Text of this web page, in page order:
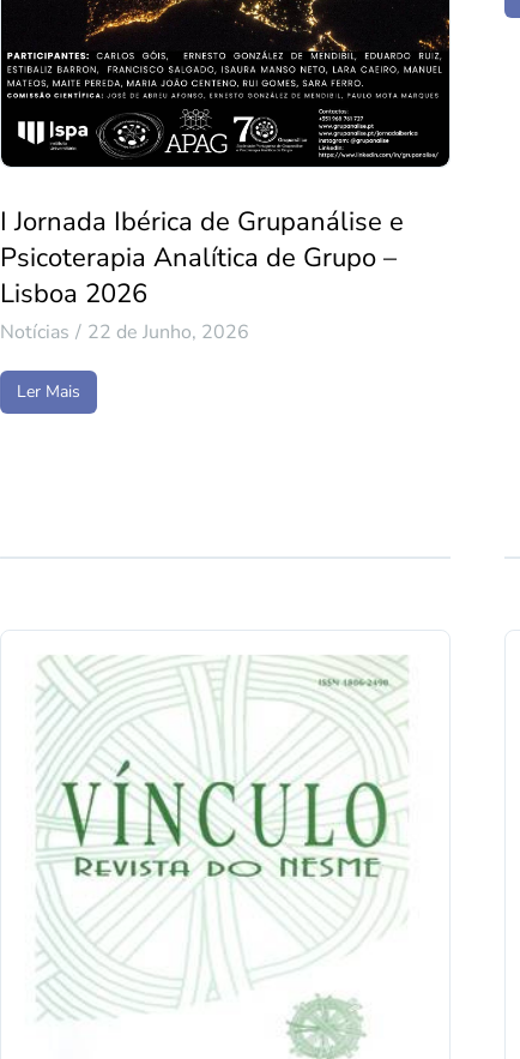
I Jornada Ibérica de Grupanálise e
Psicoterapia Analítica de Grupo –
Lisboa 2026
Notícias 22 de Junho, 2026
Ler Mais